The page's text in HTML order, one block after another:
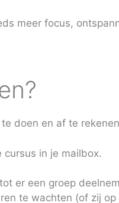
meer focus,
doen en af te
in je mailbox.
er een groep
te wachten (of zij op